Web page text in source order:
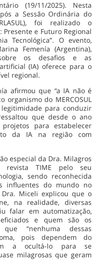
(19/11/2025). Nesta
a Sessão Ordinária do
foi realizado o
e Futuro Regional
Tecnológica”. O evento,
Femenía (Argentina),
os desafios e as
(IA) oferece para o
regional.
afirmou que “a IA não é
organismo do MERCOSUL
para conduzir
que desde o ano
para estabelecer
da IA na região com
especial da Dra. Milagros
revista TIME pelo seu
sendo reconhecida
influentes do mundo no
Miceli explicou que o
na realidade, diversas
falar em automatização,
e quem são os
“nenhuma dessas
pois dependem do
a ocultá-lo para se
milagrosas que geram